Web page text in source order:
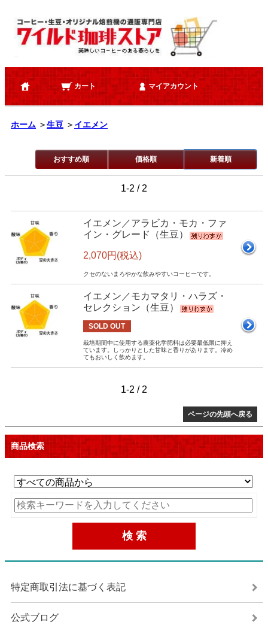
カート マイアカウント
ホーム ＞生豆 ＞ イエメン
おすすめ順 価格順 新着順
1-2 / 2
イエメン／アラビカ・モカ・ファ
イン・グレード（生豆）
2,070円(税込)
クセのないまろやかな飲みやすいコーヒーです。
イエメン／モカマタリ・ハラズ・
セレクション（生豆）
SOLD OUT
栽培期間中に使用する農薬化学肥料は必要最低限に抑え
ています。しっかりとした甘味と香りがあります。冷め
てもおいしく飲めます。
1-2 / 2
ページの先頭へ戻る
商品検索
特定商取引法に基づく表記
公式ブログ